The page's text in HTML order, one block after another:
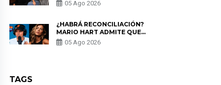
PUDO MÁS”
05 Ago 2026
¿HABRÁ RECONCILIACIÓN?
MARIO HART ADMITE QUE
PODRÍA VOLVER CON KORINA
RIVADENEIRA: “NO LE CERRARÍA
05 Ago 2026
TAGS